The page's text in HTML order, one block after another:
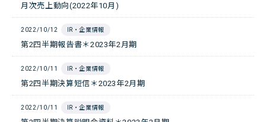
月次売上動向(2022年10月)
2022/10/12 IR・企業情報
第2四半期報告書＊2023年2月期
2022/10/11 IR・企業情報
第2四半期決算短信＊2023年2月期
2022/10/11 IR・企業情報